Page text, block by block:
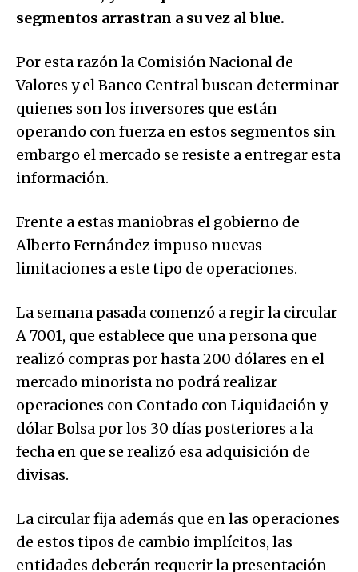
segmentos arrastran a su vez al blue.
Por esta razón la Comisión Nacional de
Valores y el Banco Central buscan determinar
quienes son los inversores que están
operando con fuerza en estos segmentos sin
embargo el mercado se resiste a entregar esta
información.
Frente a estas maniobras el gobierno de
Alberto Fernández impuso nuevas
limitaciones a este tipo de operaciones.
La semana pasada comenzó a regir la circular
A 7001, que establece que una persona que
realizó compras por hasta 200 dólares en el
mercado minorista no podrá realizar
operaciones con Contado con Liquidación y
dólar Bolsa por los 30 días posteriores a la
fecha en que se realizó esa adquisición de
divisas.
La circular fija además que en las operaciones
de estos tipos de cambio implícitos, las
entidades deberán requerir la presentación